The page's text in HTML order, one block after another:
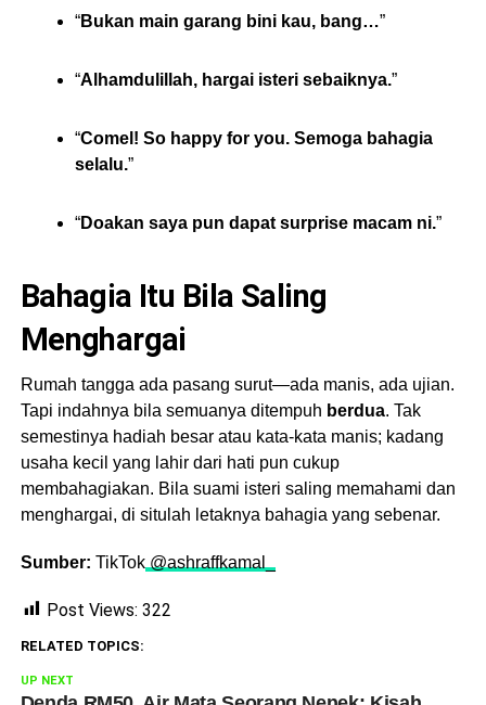
“Bukan main garang bini kau, bang…”
“Alhamdulillah, hargai isteri sebaiknya.”
“Comel! So happy for you. Semoga bahagia
selalu.”
“Doakan saya pun dapat surprise macam ni.”
Bahagia Itu Bila Saling
Menghargai
Rumah tangga ada pasang surut—ada manis, ada ujian.
Tapi indahnya bila semuanya ditempuh berdua. Tak
semestinya hadiah besar atau kata-kata manis; kadang
usaha kecil yang lahir dari hati pun cukup
membahagiakan. Bila suami isteri saling memahami dan
menghargai, di situlah letaknya bahagia yang sebenar.
Sumber: TikTok@ashraffkamal_
Post Views: 322
RELATED TOPICS:
UP NEXT